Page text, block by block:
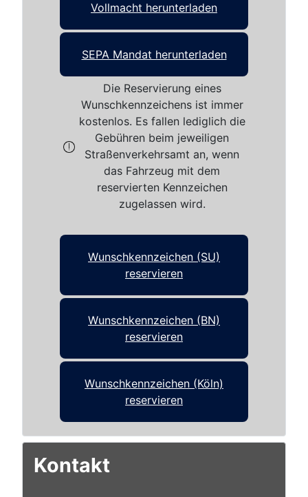
Vollmacht herunterladen
SEPA Mandat herunterladen
Die Reservierung eines
Wunschkennzeichens ist immer
kostenlos. Es fallen lediglich die
Gebühren beim jeweiligen
Straßenverkehrsamt an, wenn
das Fahrzeug mit dem
reservierten Kennzeichen
zugelassen wird.
Wunschkennzeichen (SU)
reservieren
Wunschkennzeichen (BN)
reservieren
Wunschkennzeichen (Köln)
reservieren
Kontakt